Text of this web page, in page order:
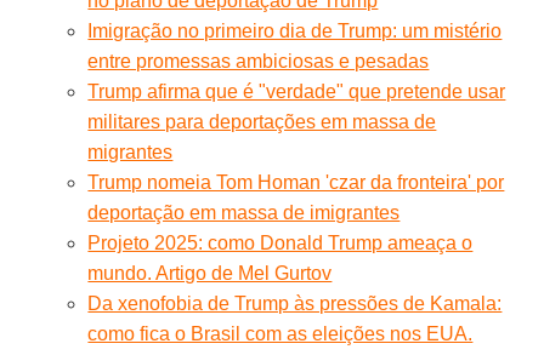
Imigração no primeiro dia de Trump: um mistério
entre promessas ambiciosas e pesadas
Trump afirma que é "verdade" que pretende usar
militares para deportações em massa de
migrantes
Trump nomeia Tom Homan 'czar da fronteira' por
deportação em massa de imigrantes
Projeto 2025: como Donald Trump ameaça o
mundo. Artigo de Mel Gurtov
Da xenofobia de Trump às pressões de Kamala:
como fica o Brasil com as eleições nos EUA.